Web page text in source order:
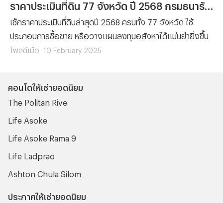
ราคาประเมินที่ดิน 77 จังหวัด ปี 2568 กรมธนารักษ์
เช็กราคาประเมินที่ดินล่าสุดปี 2568 ครบทั้ง 77 จังหวัด ใช้
ประกอบการซื้อขาย หรือวางแผนลงทุนอสังหาได้แม่นยำยิ่งขึ้น
โพสต์เมื่อ 10 February 2025
คอนโดให้เช่ายอดนิยม
The Politan Rive
Life Asoke
Life Asoke Rama 9
Life Ladprao
Ashton Chula Silom
ประกาศให้เช่ายอดนิยม